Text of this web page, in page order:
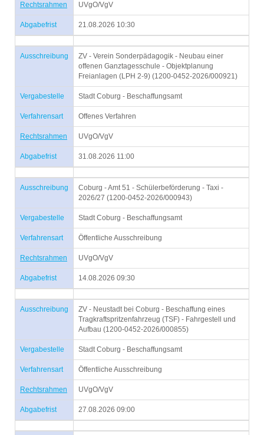
Rechtsrahmen UVgO/VgV
Abgabefrist 21.08.2026 10:30
Ausschreibung
ZV - Verein Sonderpädagogik - Neubau einer
offenen Ganztagesschule - Objektplanung
Freianlagen (LPH 2-9) (1200-0452-2026/000921)
Vergabestelle Stadt Coburg - Beschaffungsamt
Verfahrensart Offenes Verfahren
Rechtsrahmen UVgO/VgV
Abgabefrist 31.08.2026 11:00
Ausschreibung
Coburg - Amt 51 - Schülerbeförderung - Taxi -
2026/27 (1200-0452-2026/000943)
Vergabestelle Stadt Coburg - Beschaffungsamt
Verfahrensart Öffentliche Ausschreibung
Rechtsrahmen UVgO/VgV
Abgabefrist 14.08.2026 09:30
Ausschreibung
ZV - Neustadt bei Coburg - Beschaffung eines
Tragkraftspritzenfahrzeug (TSF) - Fahrgestell und
Aufbau (1200-0452-2026/000855)
Vergabestelle Stadt Coburg - Beschaffungsamt
Verfahrensart Öffentliche Ausschreibung
Rechtsrahmen UVgO/VgV
Abgabefrist 27.08.2026 09:00